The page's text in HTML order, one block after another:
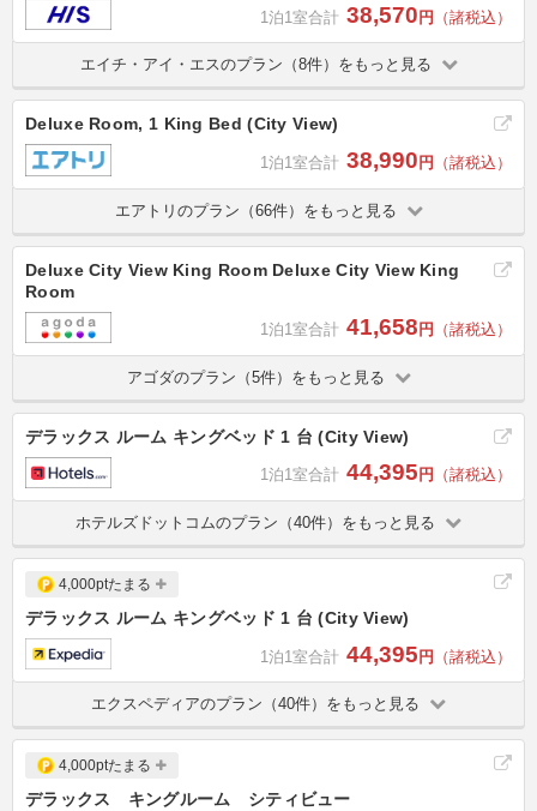
1泊1室合計 38,570円 （諸税込）
エイチ・アイ・エスのプラン（8件）をもっと見る
Deluxe Room, 1 King Bed (City View)
1泊1室合計 38,990 円 （諸税込）
エアトリのプラン（66件）をもっと見る
Deluxe City View King Room Deluxe City View King
Room
1泊1室合計 41,658 円 （諸税込）
アゴダのプラン（5件）をもっと見る
デラックス ルーム キングベッド 1 台 (City View)
1泊1室合計 44,395 円 （諸税込）
ホテルズドットコムのプラン（40件）をもっと見る
4,000ptたまる
デラックス ルーム キングベッド 1 台 (City View)
1泊1室合計 44,395円 （諸税込）
エクスペディアのプラン（40件）をもっと見る
4,000ptたまる
デラックス キングルーム シティビュー